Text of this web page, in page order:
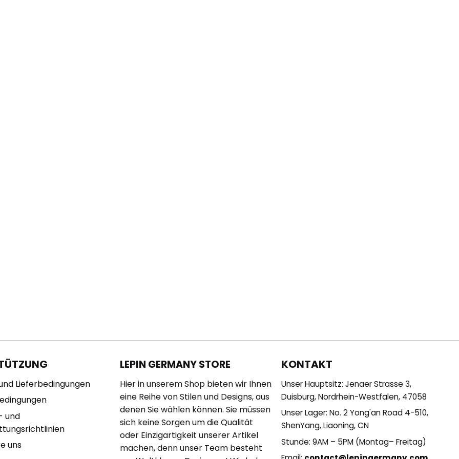
Lieferbedingungen
und
uns
LEPIN GERMANY STORE
Hier in unserem Shop bieten wir Ihnen
eine Reihe von Stilen und Designs, aus
denen Sie wählen können. Sie müssen
sich keine Sorgen um die Qualität
oder Einzigartigkeit unserer Artikel
machen, denn unser Team besteht
KONTAKT
Unser Hauptsitz: Jenaer Strasse 3,
Duisburg, Nordrhein-Westfalen, 47058
Unser Lager: No. 2 Yong'an Road 4-510,
ShenYang, Liaoning, CN
Stunde: 9AM – 5PM (Montag– Freitag)